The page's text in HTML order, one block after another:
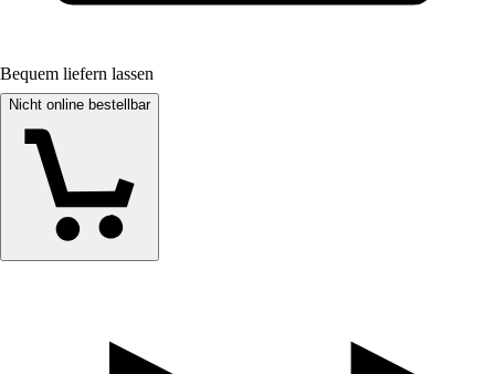
Bequem liefern lassen
Nicht online bestellbar